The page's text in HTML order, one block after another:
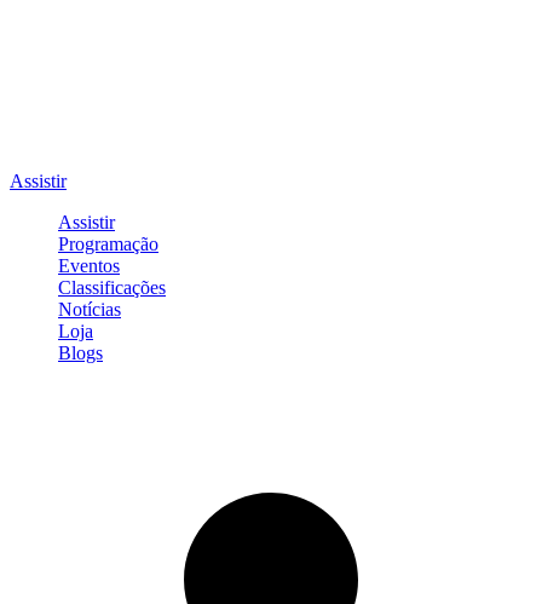
Assistir
Assistir
Programação
Eventos
Classificações
Notícias
Loja
Blogs